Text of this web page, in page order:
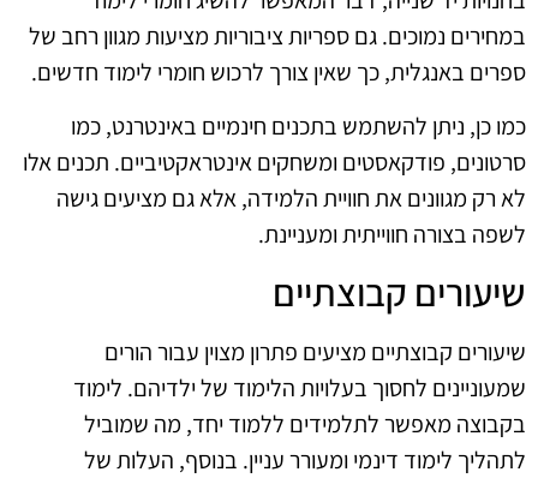
במחירים נמוכים. גם ספריות ציבוריות מציעות מגוון רחב של
ספרים באנגלית, כך שאין צורך לרכוש חומרי לימוד חדשים.
כמו כן, ניתן להשתמש בתכנים חינמיים באינטרנט, כמו
סרטונים, פודקאסטים ומשחקים אינטראקטיביים. תכנים אלו
לא רק מגוונים את חוויית הלמידה, אלא גם מציעים גישה
לשפה בצורה חווייתית ומעניינת.
שיעורים קבוצתיים
שיעורים קבוצתיים מציעים פתרון מצוין עבור הורים
שמעוניינים לחסוך בעלויות הלימוד של ילדיהם. לימוד
בקבוצה מאפשר לתלמידים ללמוד יחד, מה שמוביל
לתהליך לימוד דינמי ומעורר עניין. בנוסף, העלות של